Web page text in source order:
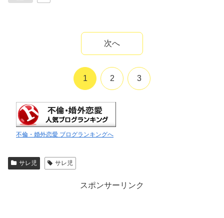
次へ
1 2 3
不倫・婚外恋愛 ブログランキングへ
サレ児 サレ児
スポンサーリンク